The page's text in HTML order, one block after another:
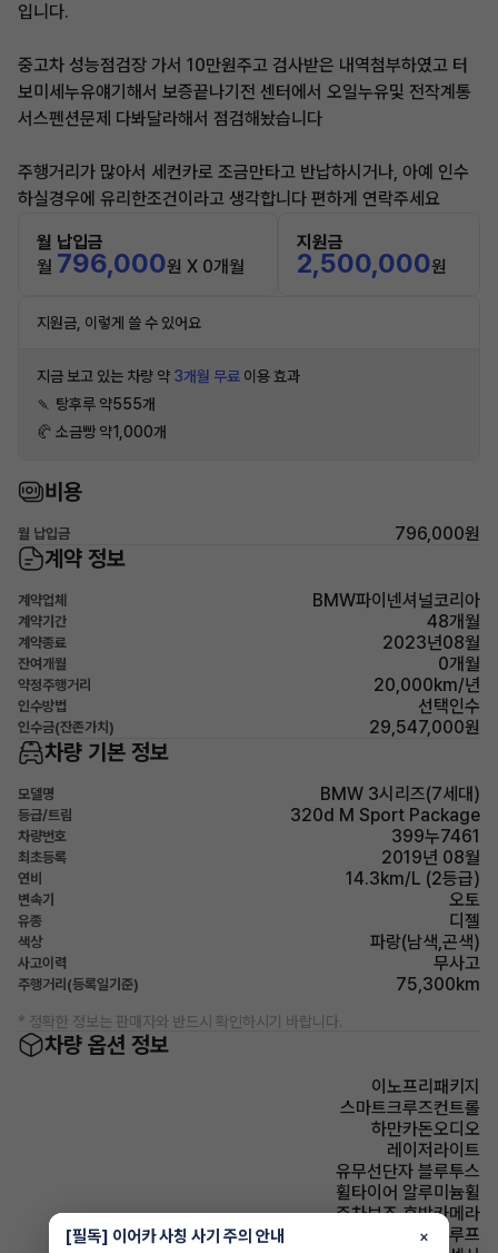
입니다.
중고차 성능점검장 가서 10만원주고 검사받은 내역첨부하였고 터
보미세누유얘기해서 보증끝나기전 센터에서 오일누유및 전작계통
서스펜션문제 다봐달라해서 점검해놨습니다
주행거리가 많아서 세컨카로 조금만타고 반납하시거나, 아예 인수
하실경우에 유리한조건이라고 생각합니다 편하게 연락주세요
월 납입금
월 796,000원 X 0개월
지원금
2,500,000원
지원금, 이렇게 쓸 수 있어요
지금 보고 있는 차량 약 3개월 무료 이용 효과
🍡 탕후루 약555개
🥐 소금빵 약1,000개
비용
월 납입금 796,000원
계약 정보
계약업체 BMW파이넨셔널코리아
계약기간 48개월
계약종료 2023년08월
잔여개월 0개월
약정주행거리 20,000km/년
인수방법 선택인수
인수금(잔존가치) 29,547,000원
차량 기본 정보
모델명 BMW 3시리즈(7세대)
등급/트림 320d M Sport Package
차량번호 399누7461
최초등록 2019년 08월
연비 14.3km/L (2등급)
변속기 오토
유종 디젤
색상 파랑(남색,곤색)
사고이력 무사고
주행거리(등록일기준) 75,300km
* 정확한 정보는 판매자와 반드시 확인하시기 바랍니다.
차량 옵션 정보
이노프리패키지
스마트크루즈컨트롤
하만카돈오디오
레이저라이트
유무선단자 블루투스
휠타이어 알루미늄휠
주차보조 후방카메라
썬루프 썬루프
[필독] 이어카 사칭 사기 주의 안내 ×